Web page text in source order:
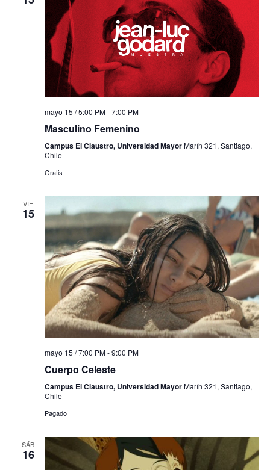
mayo 15 / 5:00 PM-7:00 PM
Masculino Femenino
Campus El Claustro, Universidad MayorMarín 321, Santiago,
Chile
Gratis
VIE
15
mayo 15 / 7:00 PM-9:00 PM
Cuerpo Celeste
Campus El Claustro, Universidad MayorMarín 321, Santiago,
Chile
Pagado
SÁB
16